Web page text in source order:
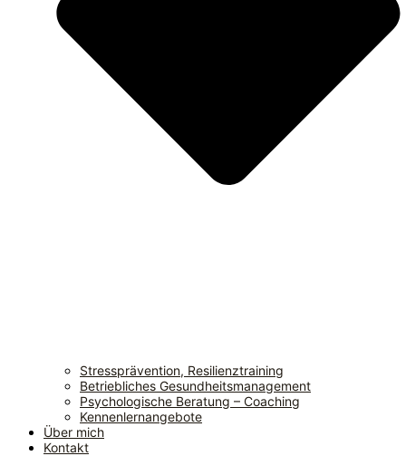
Stressprävention, Resilienztraining
Betriebliches Gesundheitsmanagement
Psychologische Beratung – Coaching
Kennenlernangebote
Über mich
Kontakt